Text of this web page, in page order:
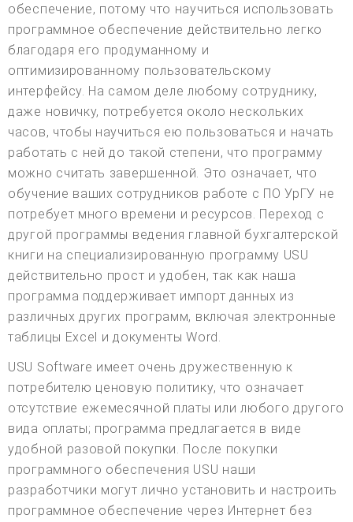
обеспечение, потому что научиться использовать
программное обеспечение действительно легко
благодаря его продуманному и
оптимизированному пользовательскому
интерфейсу. На самом деле любому сотруднику,
даже новичку, потребуется около нескольких
часов, чтобы научиться ею пользоваться и начать
работать с ней до такой степени, что программу
можно считать завершенной. Это означает, что
обучение ваших сотрудников работе с ПО УрГУ не
потребует много времени и ресурсов. Переход с
другой программы ведения главной бухгалтерской
книги на специализированную программу USU
действительно прост и удобен, так как наша
программа поддерживает импорт данных из
различных других программ, включая электронные
таблицы Excel и документы Word.
USU Software имеет очень дружественную к
потребителю ценовую политику, что означает
отсутствие ежемесячной платы или любого другого
вида оплаты; программа предлагается в виде
удобной разовой покупки. После покупки
программного обеспечения USU наши
разработчики могут лично установить и настроить
программное обеспечение через Интернет без